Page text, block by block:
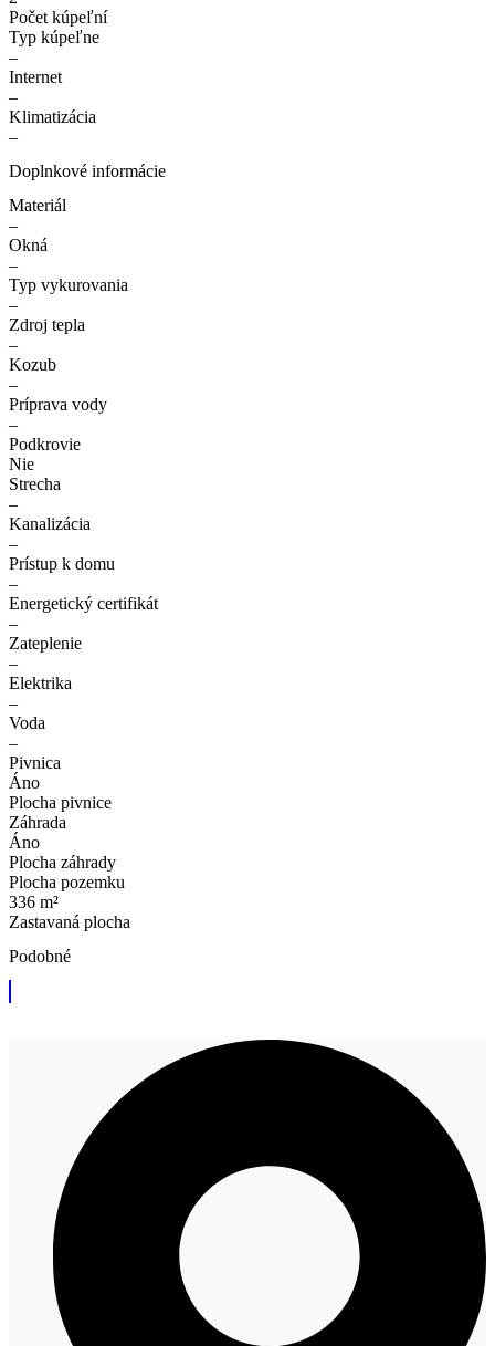
Počet kúpeľní
Typ kúpeľne
–
Internet
–
Klimatizácia
–
Doplnkové informácie
Materiál
–
Okná
–
Typ vykurovania
–
Zdroj tepla
–
Kozub
–
Príprava vody
–
Podkrovie
Nie
Strecha
–
Kanalizácia
–
Prístup k domu
–
Energetický certifikát
–
Zateplenie
–
Elektrika
–
Voda
–
Pivnica
Áno
Plocha pivnice
Záhrada
Áno
Plocha záhrady
Plocha pozemku
336 m²
Zastavaná plocha
Podobné